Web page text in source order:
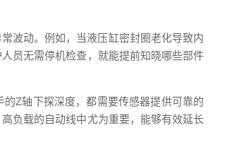
波动。例如，当液压缸密封圈老化导致内
员无需停机检查，就能提前知晓哪些部件
Z轴下探深度，都需要传感器提供可靠的
负载的自动线中尤为重要，能够有效延长